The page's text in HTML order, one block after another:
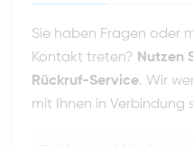
Sie haben Fragen oder
Kontakt treten? Nutzen
Rückruf-Service. Wir
mit Ihnen in Verbindung